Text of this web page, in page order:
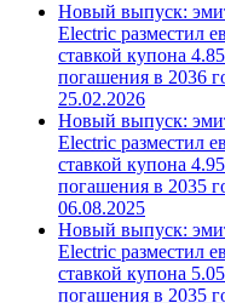
Новый выпуск:
Electric разместил
ставкой купона
погашения в 2036
25.02.2026
Новый выпуск:
Electric разместил
ставкой купона
погашения в 2035
06.08.2025
Новый выпуск:
Electric разместил
ставкой купона
погашения в 2035